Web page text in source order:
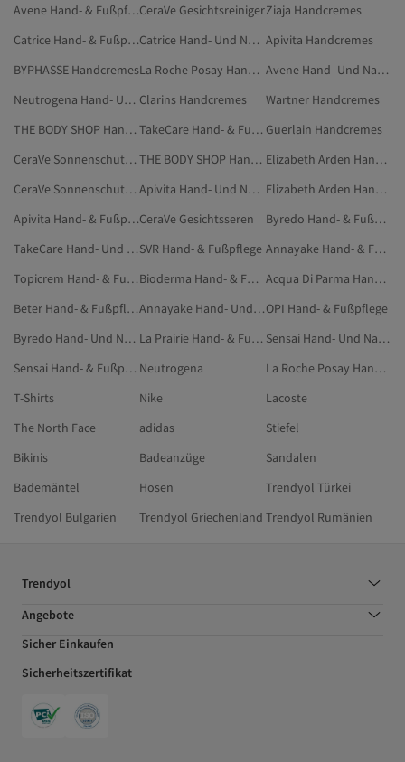
Avene Hand- & FußpflegeCeraVe GesichtsreinigerZiaja Handcremes
Catrice Hand- & Fußpflege
Catrice Hand- Und Nagelpflege Apivita Handcremes
BYPHASSE Handcremes
La Roche Posay Handcremes
Avene Hand- Und Nagelpflege
Neutrogena Hand- Und Nagelpflege Clarins Handcremes
Wartner Handcremes
THE BODY SHOP Hand- & Fußpflege
TakeCare Hand- & Fußpflege Guerlain Handcremes
CeraVe Sonnenschutzmittel
THE BODY SHOP Hand- Und Nagelpflege
Elizabeth Arden Hand- Und Nagelpflege
CeraVe Sonnenschutzpflege
Apivita Hand- Und Nagelpflege
Elizabeth Arden Hand- & Fußpflege
Apivita Hand- & FußpflegeCeraVe Gesichtsseren
Byredo Hand- & Fußpflege
TakeCare Hand- Und NagelpflegeSVR Hand- & Fußpflege
Annayake Hand- & Fußpflege
Topicrem Hand- & Fußpflege
Bioderma Hand- & Fußpflege
Acqua Di Parma Hand- Und Nagelpflege
Beter Hand- & Fußpflege
Annayake Hand- Und NagelpflegeOPI Hand- & Fußpflege
Byredo Hand- Und Nagelpflege
La Prairie Hand- & Fußpflege
Sensai Hand- Und Nagelpflege
Sensai Hand- & Fußpflege Neutrogena
La Roche Posay Hand- Und Nagelpflege
T-Shirts
Nike
Lacoste
The North Face
adidas
Stiefel
Bikinis
Badeanzüge
Sandalen
Bademäntel
Hosen
Trendyol Türkei
Trendyol Bulgarien
Trendyol Griechenland Trendyol Rumänien
Trendyol
Angebote
Sicher Einkaufen
Sicherheitszertifikat